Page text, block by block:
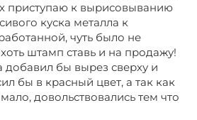
приступаю к вырисовыванию
куска металла к
чуть было не
штамп ставь и на продажу!
добавил бы вырез сверху и
бы в красный цвет, а так как
довольствовались тем что